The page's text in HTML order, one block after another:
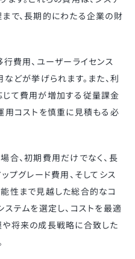
で、長期的にわたる企業の財
費用、ユーザーライセンス
どが挙げられます。また、利
て費用が増加する従量課金
用コストを慎重に見積もる必
合、初期費用だけでなく、長
プグレード費用、そしてシス
性まで見越した総合的なコ
テムを選定し、コストを最適
将来の成長戦略に合致した